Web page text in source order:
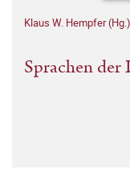
Klaus W. Hempfer (Hg.)
Sprachen der